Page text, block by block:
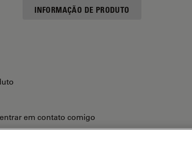
INFORMAÇÃO DE PRODUTO
em contato comigo